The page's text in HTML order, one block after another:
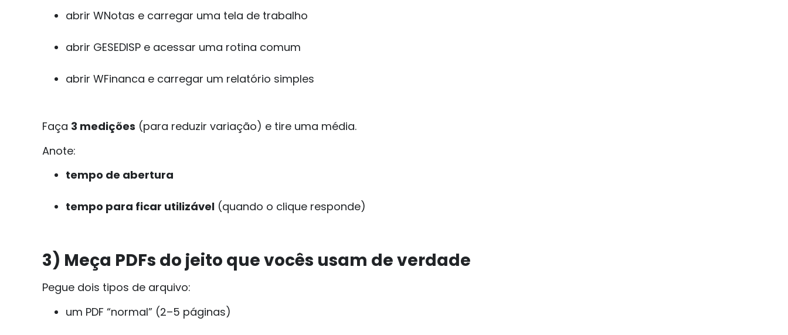
abrir WNotas e carregar uma tela de trabalho
abrir GESEDISP e acessar uma rotina comum
abrir WFinanca e carregar um relatório simples
Faça 3 medições (para reduzir variação) e tire uma média.
Anote:
tempo de abertura
tempo para ficar utilizável (quando o clique responde)
3) Meça PDFs do jeito que vocês usam de verdade
Pegue dois tipos de arquivo:
um PDF “normal” (2–5 páginas)